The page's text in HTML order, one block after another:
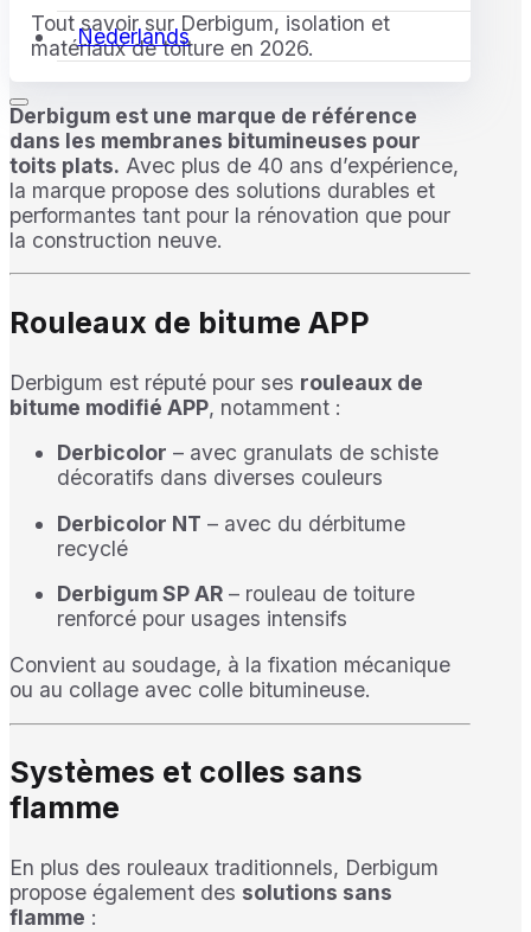
Nederlands
Tout savoir sur Derbigum, isolation et
matériaux de toiture en 2026.
Derbigum est une marque de référence
dans les membranes bitumineuses pour
toits plats. Avec plus de 40 ans d’expérience,
la marque propose des solutions durables et
performantes tant pour la rénovation que pour
la construction neuve.
Rouleaux de bitume APP
Derbigum est réputé pour ses rouleaux de
bitume modifié APP, notamment :
Derbicolor – avec granulats de schiste
décoratifs dans diverses couleurs
Derbicolor NT – avec du dérbitume
recyclé
Derbigum SP AR – rouleau de toiture
renforcé pour usages intensifs
Convient au soudage, à la fixation mécanique
ou au collage avec colle bitumineuse.
Systèmes et colles sans
flamme
En plus des rouleaux traditionnels, Derbigum
propose également des solutions sans
flamme :